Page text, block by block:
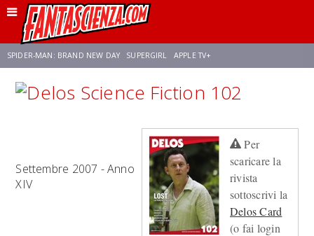
SPIDER-MAN: BRAND NEW DAY SUPERGIRL APPLE TV+
FRANCO RICCIARDIELLO ZENDAYA STAR TREK AVENGERS: DOOMSDAY
CELIA ROSE GOODING
Per
scaricare la
rivista
sottoscrivi la
Delos Card
(o fai login
Settembre 2007 - Anno
XIV